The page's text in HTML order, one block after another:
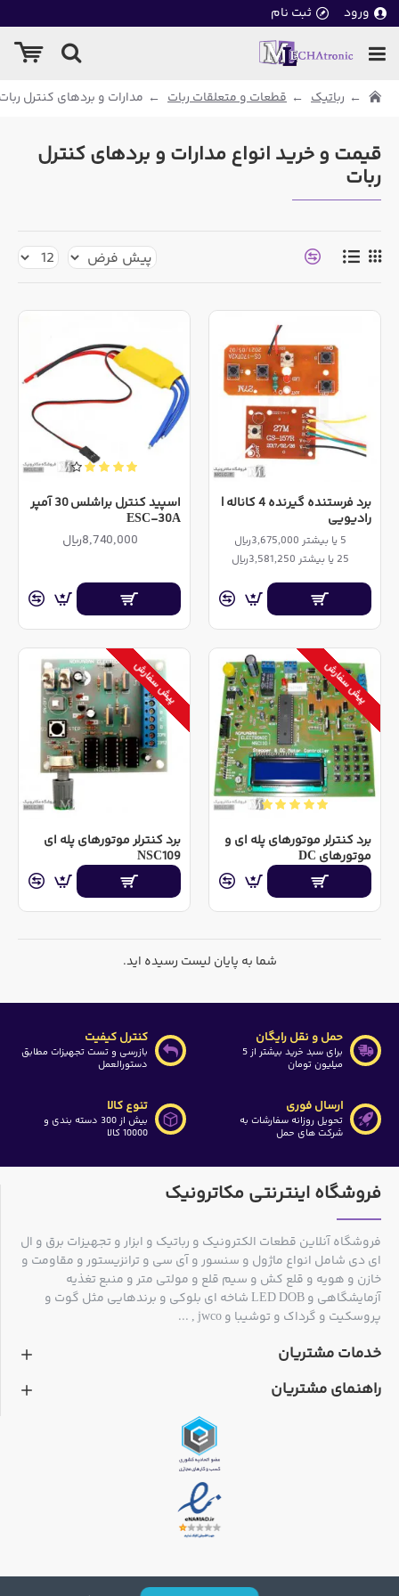
ورود ثبت نام
رباتیک قطعات و متعلقات ربات مدارات و بردهای کنترل
قیمت و خرید انواع مدارات و بردهای کنترل
ربات
برد فرستنده گیرنده 4 کاناله |
رادیویی
5 یا بیشتر 3,675,000ریال
25 یا بیشتر 3,581,250ریال
اسپید کنترل براشلس 30 آمپر
ESC-30A
8,740,000ریال
پیش سفارش
برد کنترلر موتورهای پله ای و
موتورهای DC
پیش سفارش
برد کنترلر موتورهای پله ای
NSC109
شما به پایان لیست رسیده اید.
حمل و نقل رایگان
برای سبد خرید بیشتر از 5
میلیون تومان
کنترل کیفیت
بازرسی و تست تجهیزات مطابق
دستورالعمل
ارسال فوری
تحویل روزانه سفارشات به
شرکت های حمل
تنوع کالا
بیش از 300 دسته بندی و
10000 کالا
فروشگاه اینترنتی مکاترونیک
فروشگاه آنلاین قطعات الکترونیک و رباتیک و ابزار و تجهیزات برق و ال
ای دی شامل انواع ماژول و سنسور و آی سی و ترانزیستور و مقاومت و
خازن و هویه و قلع کش و سیم قلع و مولتی متر و منبع تغذیه
آزمایشگاهی و LED DOB شاخه ای بلوکی و برندهایی مثل گوت و
پروسکیت و گرداک و توشیبا و jwco , ...
خدمات مشتریان
راهنمای مشتریان